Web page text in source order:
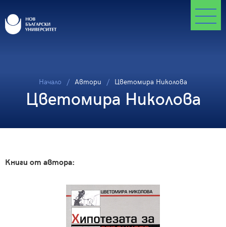
Начало Автори Цветомира Николова
Цветомира Николова
Книги от автора: